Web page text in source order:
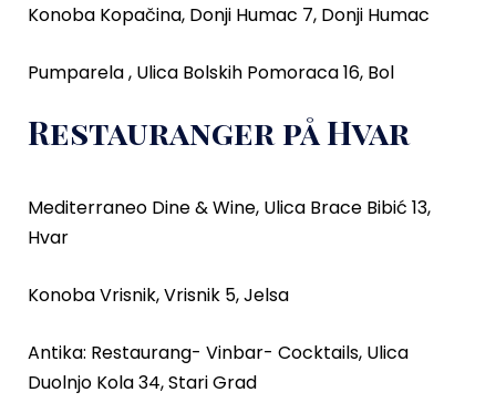
Konoba Kopačina, Donji Humac 7, Donji Humac
Pumparela , Ulica Bolskih Pomoraca 16, Bol
Restauranger på Hvar
Mediterraneo Dine & Wine, Ulica Brace Bibić 13,
Hvar
Konoba Vrisnik, Vrisnik 5, Jelsa
Antika: Restaurang- Vinbar- Cocktails, Ulica
Duolnjo Kola 34, Stari Grad